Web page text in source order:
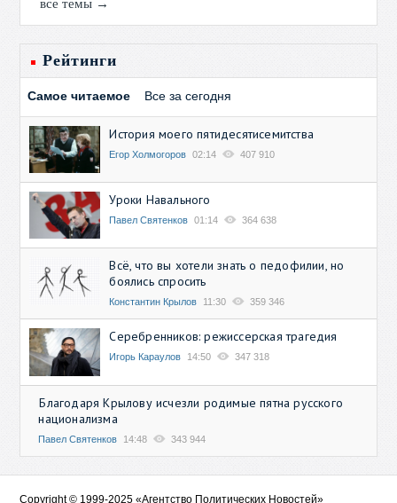
все темы →
Рейтинги
Самое читаемое Все за сегодня
История моего пятидесятисемитства
Егор Холмогоров 02:14 407 910
Уроки Навального
Павел Святенков 01:14 364 638
Всё, что вы хотели знать о педофилии, но
боялись спросить
Константин Крылов 11:30 359 346
Серебренников: режиссерская трагедия
Игорь Караулов 14:50 347 318
Благодаря Крылову исчезли родимые пятна русского
национализма
Павел Святенков 14:48 343 944
Copyright © 1999-2025 «Агентство Политических Новостей»